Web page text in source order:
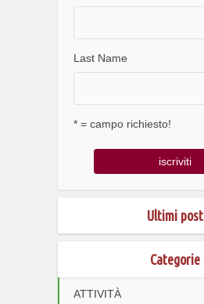
Last Name
* = campo richiesto!
Ultimi post
Categorie
ATTIVITÀ